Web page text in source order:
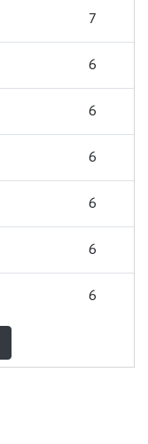
7
6
6
6
6
6
6